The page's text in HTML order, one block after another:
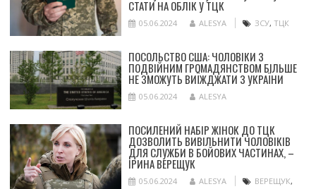
СТАТИ НА ОБЛІК У ТЦК
05.06.2024 ALESYA ЗСУ, ТЦК
ПОСОЛЬСТВО США: ЧОЛОВІКИ З
ПОДВІЙНИМ ГРОМАДЯНСТВОМ БІЛЬШЕ
НЕ ЗМОЖУТЬ ВИЇЖДЖАТИ З УКРАЇНИ
05.06.2024 ALESYA
ПОСИЛЕНИЙ НАБІР ЖІНОК ДО ТЦК
ДОЗВОЛИТЬ ВИВІЛЬНИТИ ЧОЛОВІКІВ
ДЛЯ СЛУЖБИ В БОЙОВИХ ЧАСТИНАХ, –
ІРИНА ВЕРЕЩУК
05.06.2024 ALESYA ВЕРЕЩУК,